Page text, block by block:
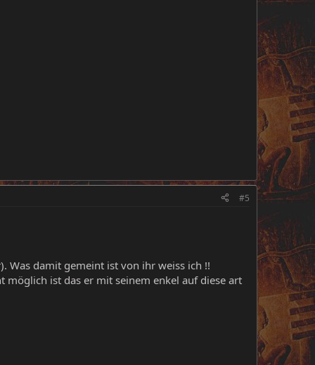
#5
Was damit gemeint ist von ihr weiss ich !!
möglich ist das er mit seinem enkel auf diese art